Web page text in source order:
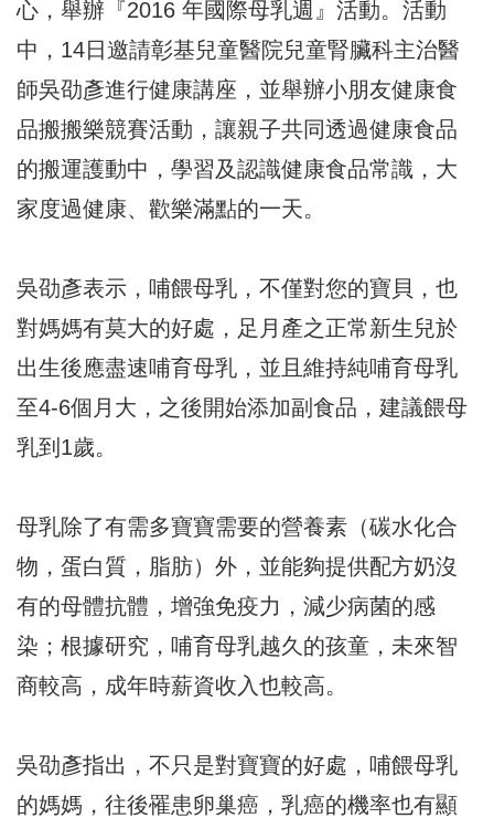
心，舉辦『2016 年國際母乳週』活動。活動
中，14日邀請彰基兒童醫院兒童腎臟科主治醫
師吳劭彥進行健康講座，並舉辦小朋友健康食
品搬搬樂競賽活動，讓親子共同透過健康食品
的搬運護動中，學習及認識健康食品常識，大
家度過健康、歡樂滿點的一天。
吳劭彥表示，哺餵母乳，不僅對您的寶貝，也
對媽媽有莫大的好處，足月產之正常新生兒於
出生後應盡速哺育母乳，並且維持純哺育母乳
至4-6個月大，之後開始添加副食品，建議餵母
乳到1歲。
母乳除了有需多寶寶需要的營養素（碳水化合
物，蛋白質，脂肪）外，並能夠提供配方奶沒
有的母體抗體，增強免疫力，減少病菌的感
染；根據研究，哺育母乳越久的孩童，未來智
商較高，成年時薪資收入也較高。
吳劭彥指出，不只是對寶寶的好處，哺餵母乳
的媽媽，往後罹患卵巢癌，乳癌的機率也有顯